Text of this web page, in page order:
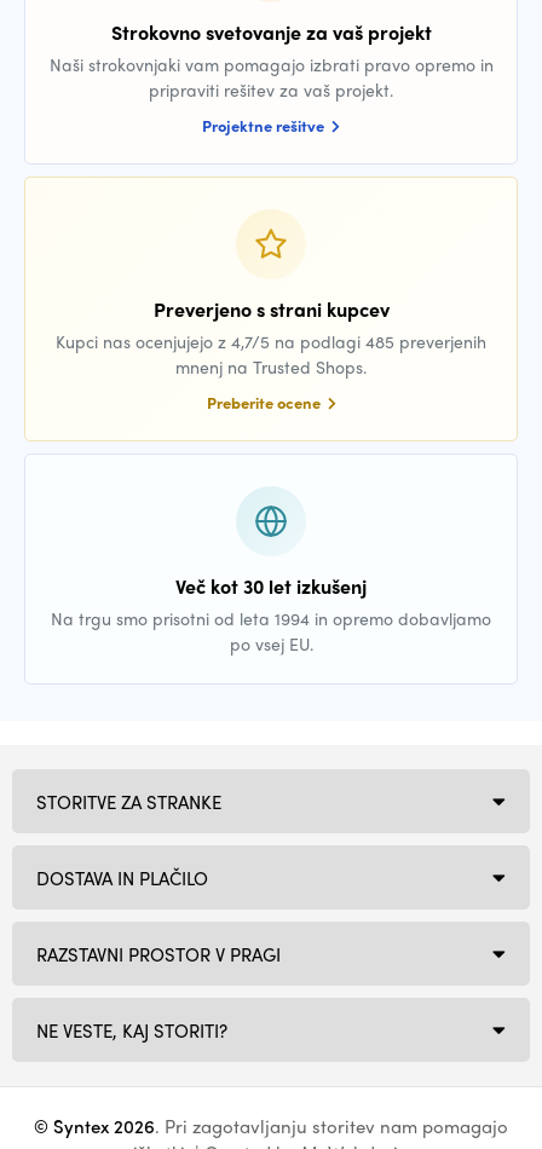
Strokovno svetovanje za vaš projekt
Naši strokovnjaki vam pomagajo izbrati pravo opremo in
pripraviti rešitev za vaš projekt.
Projektne rešitve
Preverjeno s strani kupcev
Kupci nas ocenjujejo z 4,7/5 na podlagi 485 preverjenih
mnenj na Trusted Shops.
Preberite ocene
Več kot 30 let izkušenj
Na trgu smo prisotni od leta 1994 in opremo dobavljamo
po vsej EU.
RAZSTAVNI PROSTOR V PRAGI
NE VESTE, KAJ STORITI?
STORITVE ZA STRANKE
DOSTAVA IN PLAČILO
© Syntex 2026. Pri zagotavljanju storitev nam pomagajo